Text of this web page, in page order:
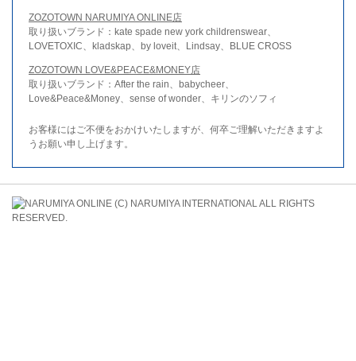
ZOZOTOWN NARUMIYA ONLINE店
取り扱いブランド：kate spade new york childrenswear、
LOVETOXIC、kladskap、by loveit、Lindsay、BLUE CROSS
ZOZOTOWN LOVE&PEACE&MONEY店
取り扱いブランド：After the rain、babycheer、
Love&Peace&Money、sense of wonder、キリンのソフィ
お客様にはご不便をおかけいたしますが、何卒ご理解いただきますよ
うお願い申し上げます。